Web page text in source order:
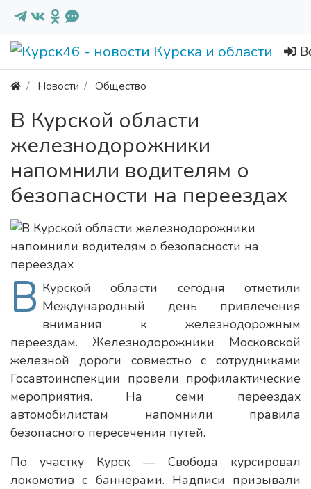
Новости Общество
В Курской области
железнодорожники
напомнили водителям о
безопасности на переездах
В Курской области сегодня отметили
Международный день привлечения
внимания к железнодорожным
переездам. Железнодорожники Московской
железной дороги совместно с сотрудниками
Госавтоинспекции провели профилактические
мероприятия. На семи переездах
автомобилистам напомнили правила
безопасного пересечения путей.
По участку Курск — Свобода курсировал
локомотив с баннерами. Надписи призывали